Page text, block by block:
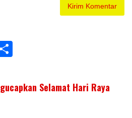
ar
e
Selamat Hari Raya